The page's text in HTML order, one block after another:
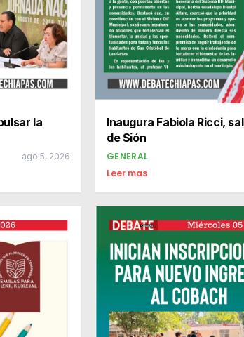
la
ago 5, 2026
Inaugura Fabiola Ricci,
de Sión
GENERAL
Leer mas